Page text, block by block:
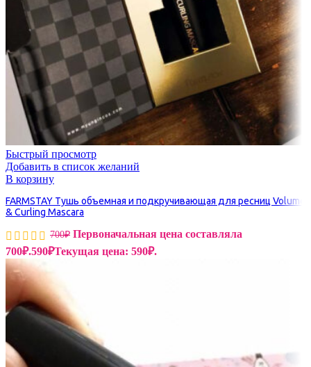
Быстрый просмотр
Добавить в список желаний
В корзину
FARMSTAY Тушь объемная и подкручивающая для ресниц Volume
& Curling Mascara
700₽ Первоначальная цена составляла
700₽.590₽Текущая цена: 590₽.